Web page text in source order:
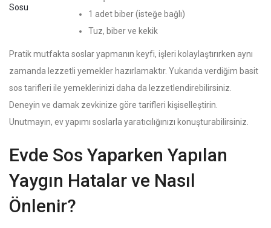
Sosu
1 adet biber (isteğe bağlı)
Tuz, biber ve kekik
Pratik mutfakta soslar yapmanın keyfi, işleri kolaylaştırırken aynı
zamanda lezzetli yemekler hazırlamaktır. Yukarıda verdiğim basit
sos tarifleri ile yemeklerinizi daha da lezzetlendirebilirsiniz.
Deneyin ve damak zevkinize göre tarifleri kişiselleştirin.
Unutmayın, ev yapımı soslarla yaratıcılığınızı konuşturabilirsiniz.
Evde Sos Yaparken Yapılan
Yaygın Hatalar ve Nasıl
Önlenir?